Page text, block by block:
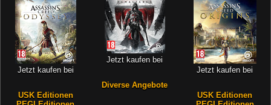
Jetzt kaufen bei
USK Editionen
Jetzt kaufen bei
Diverse Angebote
Jetzt kaufen bei
USK Editionen